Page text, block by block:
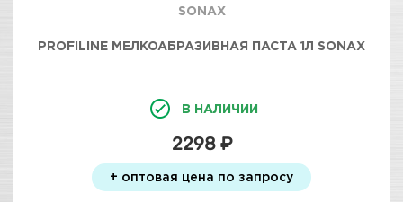
SONAX
PROFILINE МЕЛКОАБРАЗИВНАЯ ПАСТА 1Л SONAX
В НАЛИЧИИ
2298 ₽
+ оптовая цена по запросу